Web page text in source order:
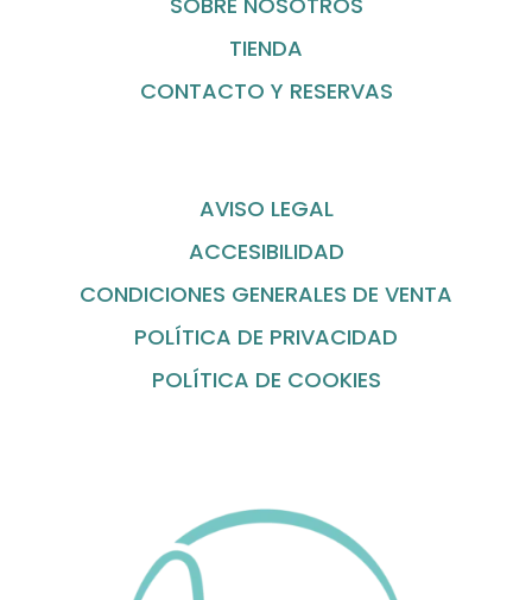
TIENDA
CONTACTO Y RESERVAS
AVISO LEGAL
ACCESIBILIDAD
CONDICIONES GENERALES DE VENTA
POLÍTICA DE PRIVACIDAD
POLÍTICA DE COOKIES